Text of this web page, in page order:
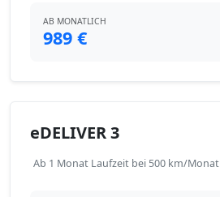
AB MONATLICH
989 €
eDELIVER 3
Ab 1 Monat Laufzeit bei 500 km/Monat